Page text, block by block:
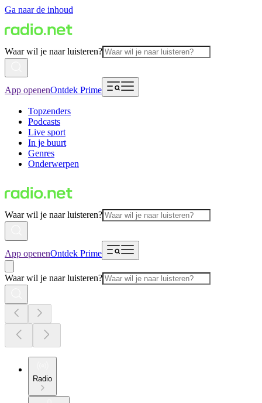
Ga naar de inhoud
Waar wil je naar luisteren?
App openenOntdek Prime
Topzenders
Podcasts
Live sport
In je buurt
Genres
Onderwerpen
Waar wil je naar luisteren?
App openenOntdek Prime
Waar wil je naar luisteren?
Radio